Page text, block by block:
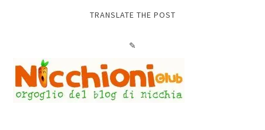
TRANSLATE THE POST
✎